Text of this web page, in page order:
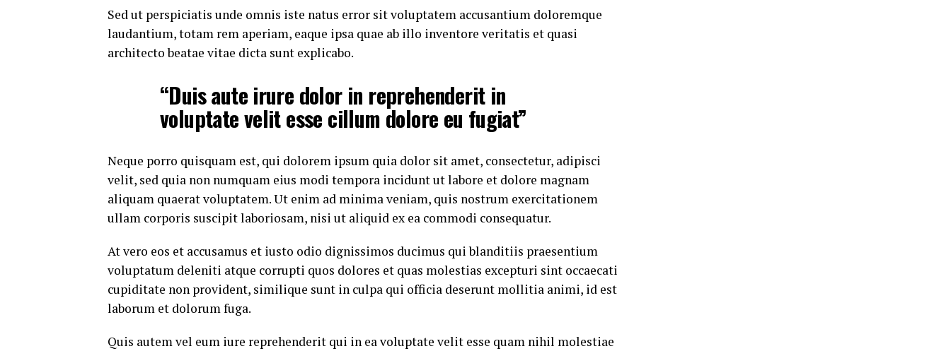
Sed ut perspiciatis unde omnis iste natus error sit voluptatem accusantium doloremque
laudantium, totam rem aperiam, eaque ipsa quae ab illo inventore veritatis et quasi
architecto beatae vitae dicta sunt explicabo.
“Duis aute irure dolor in reprehenderit in
voluptate velit esse cillum dolore eu fugiat”
Neque porro quisquam est, qui dolorem ipsum quia dolor sit amet, consectetur, adipisci
velit, sed quia non numquam eius modi tempora incidunt ut labore et dolore magnam
aliquam quaerat voluptatem. Ut enim ad minima veniam, quis nostrum exercitationem
ullam corporis suscipit laboriosam, nisi ut aliquid ex ea commodi consequatur.
At vero eos et accusamus et iusto odio dignissimos ducimus qui blanditiis praesentium
voluptatum deleniti atque corrupti quos dolores et quas molestias excepturi sint occaecati
cupiditate non provident, similique sunt in culpa qui officia deserunt mollitia animi, id est
laborum et dolorum fuga.
Quis autem vel eum iure reprehenderit qui in ea voluptate velit esse quam nihil molestiae